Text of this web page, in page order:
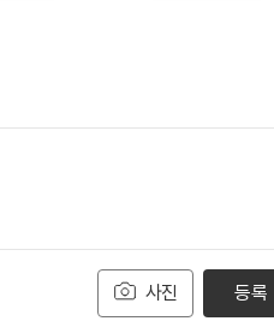
사진 등록